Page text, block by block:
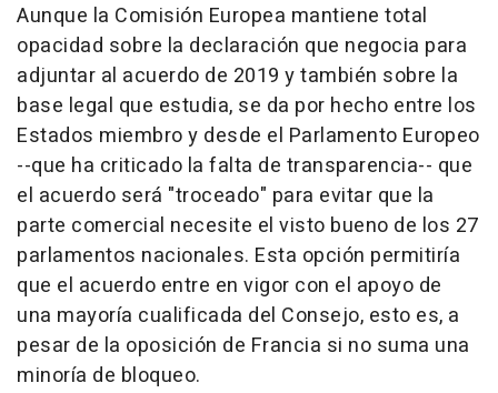
Aunque la Comisión Europea mantiene total
opacidad sobre la declaración que negocia para
adjuntar al acuerdo de 2019 y también sobre la
base legal que estudia, se da por hecho entre los
Estados miembro y desde el Parlamento Europeo
--que ha criticado la falta de transparencia-- que
el acuerdo será "troceado" para evitar que la
parte comercial necesite el visto bueno de los 27
parlamentos nacionales. Esta opción permitiría
que el acuerdo entre en vigor con el apoyo de
una mayoría cualificada del Consejo, esto es, a
pesar de la oposición de Francia si no suma una
minoría de bloqueo.